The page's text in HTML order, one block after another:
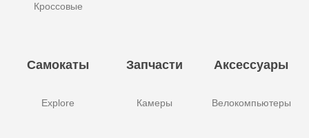
Кроссовые
Самокаты
Explore
Запчасти
Камеры
Аксессуары
Велокомпьютеры